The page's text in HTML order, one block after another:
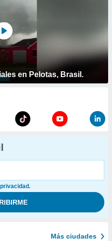
en Pelotas, Brasil.
Más ciudades